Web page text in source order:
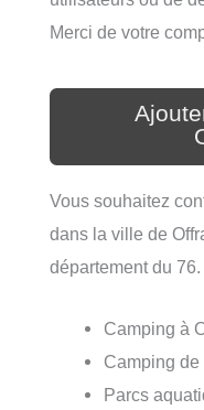
Merci de votre
Vous souhaitez
dans la ville de
département du 76.
Camping à
Camping de
Parcs